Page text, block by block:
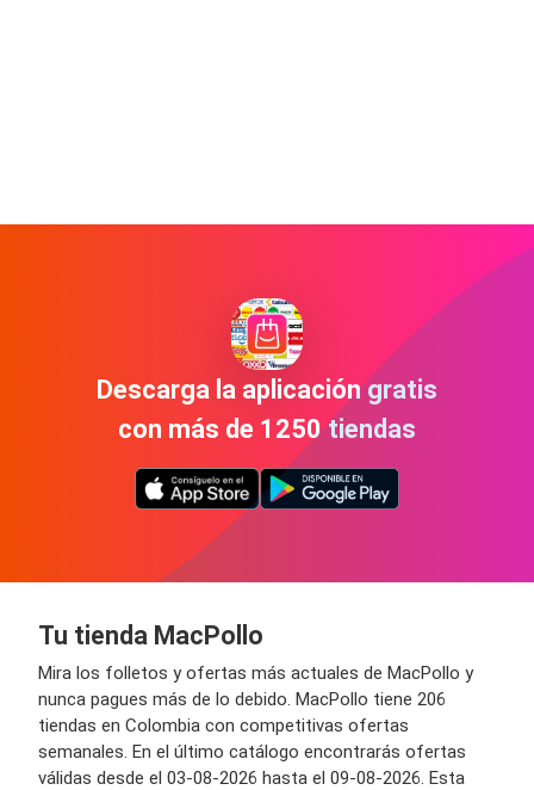
Descarga la aplicación gratis
con más de 1250 tiendas
Tu tienda MacPollo
Mira los folletos y ofertas más actuales de MacPollo y
nunca pagues más de lo debido. MacPollo tiene 206
tiendas en Colombia con competitivas ofertas
semanales. En el último catálogo encontrarás ofertas
válidas desde el 03-08-2026 hasta el 09-08-2026. Esta